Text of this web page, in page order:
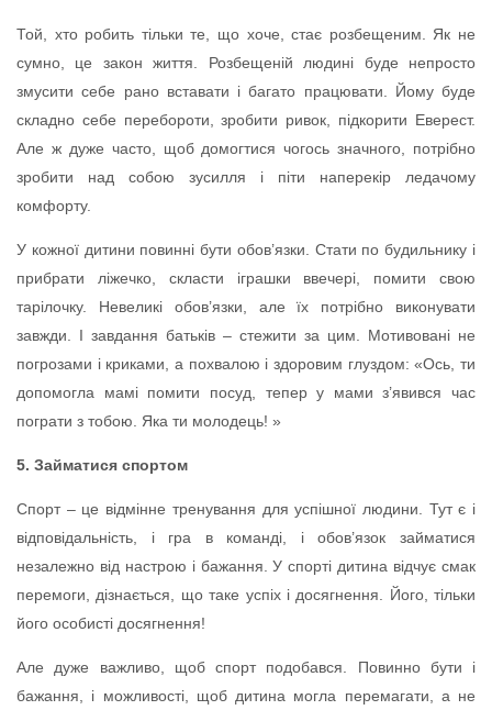
Той, хто робить тільки те, що хоче, стає розбещеним. Як не
сумно, це закон життя. Розбещеній людині буде непросто
змусити себе рано вставати і багато працювати. Йому буде
складно себе перебороти, зробити ривок, підкорити Еверест.
Але ж дуже часто, щоб домогтися чогось значного, потрібно
зробити над собою зусилля і піти наперекір ледачому
комфорту.
У кожної дитини повинні бути обов’язки. Стати по будильнику і
прибрати ліжечко, скласти іграшки ввечері, помити свою
тарілочку. Невеликі обов’язки, але їх потрібно виконувати
завжди. І завдання батьків – стежити за цим. Мотивовані не
погрозами і криками, а похвалою і здоровим глуздом: «Ось, ти
допомогла мамі помити посуд, тепер у мами з’явився час
пограти з тобою. Яка ти молодець! »
5. Займатися спортом
Спорт – це відмінне тренування для успішної людини. Тут є і
відповідальність, і гра в команді, і обов’язок займатися
незалежно від настрою і бажання. У спорті дитина відчує смак
перемоги, дізнається, що таке успіх і досягнення. Його, тільки
його особисті досягнення!
Але дуже важливо, щоб спорт подобався. Повинно бути і
бажання, і можливості, щоб дитина могла перемагати, а не